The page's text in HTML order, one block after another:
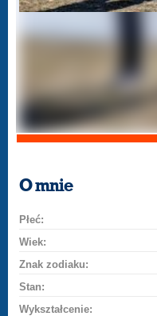
O mnie
Płeć:
Wiek:
Znak zodiaku:
Stan:
Wykształcenie: